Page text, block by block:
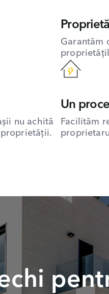
Garantăm
nu achită
Un
Facilităm